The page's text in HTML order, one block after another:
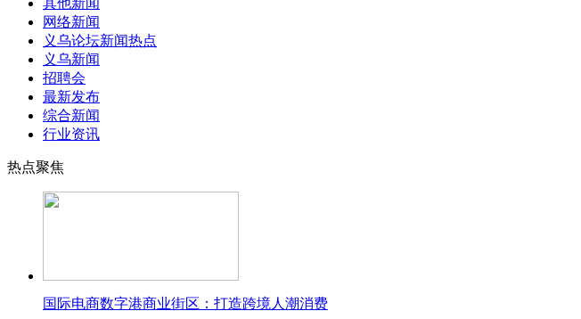
网络新闻
义乌论坛新闻热点
义乌新闻
招聘会
最新发布
综合新闻
行业资讯
热点聚焦
国际电商数字港商业街区：打造跨境人潮消费